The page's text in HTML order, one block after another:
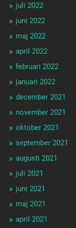
juli 2022
juni 2022
maj 2022
april 2022
februari 2022
januari 2022
december 2021
november 2021
oktober 2021
september 2021
augusti 2021
juli 2021
juni 2021
maj 2021
april 2021